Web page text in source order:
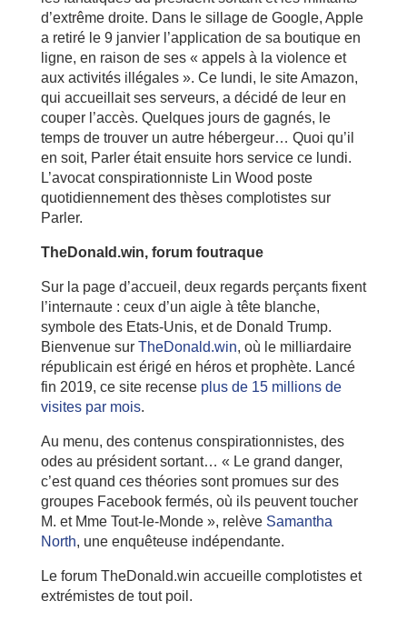
d’extrême droite. Dans le sillage de Google, Apple
a retiré le 9 janvier l’application de sa boutique en
ligne, en raison de ses « appels à la violence et
aux activités illégales ». Ce lundi, le site Amazon,
qui accueillait ses serveurs, a décidé de leur en
couper l’accès. Quelques jours de gagnés, le
temps de trouver un autre hébergeur… Quoi qu’il
en soit, Parler était ensuite hors service ce lundi.
L’avocat conspirationniste Lin Wood poste
quotidiennement des thèses complotistes sur
Parler.
TheDonald.win, forum foutraque
Sur la page d’accueil, deux regards perçants fixent
l’internaute : ceux d’un aigle à tête blanche,
symbole des Etats-Unis, et de Donald Trump.
Bienvenue sur TheDonald.win, où le milliardaire
républicain est érigé en héros et prophète. Lancé
fin 2019, ce site recense plus de 15 millions de
visites par mois.
Au menu, des contenus conspirationnistes, des
odes au président sortant… « Le grand danger,
c’est quand ces théories sont promues sur des
groupes Facebook fermés, où ils peuvent toucher
M. et Mme Tout-le-Monde », relève Samantha
North, une enquêteuse indépendante.
Le forum TheDonald.win accueille complotistes et
extrémistes de tout poil.